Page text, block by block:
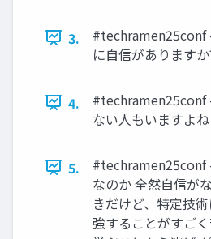
3.
#techramen25conf
に自信がありますか
4.
#techramen25conf
ない人もいますよ
5.
#techramen25conf
なのか 全然自信が
きだけど、特定技
強することがすご